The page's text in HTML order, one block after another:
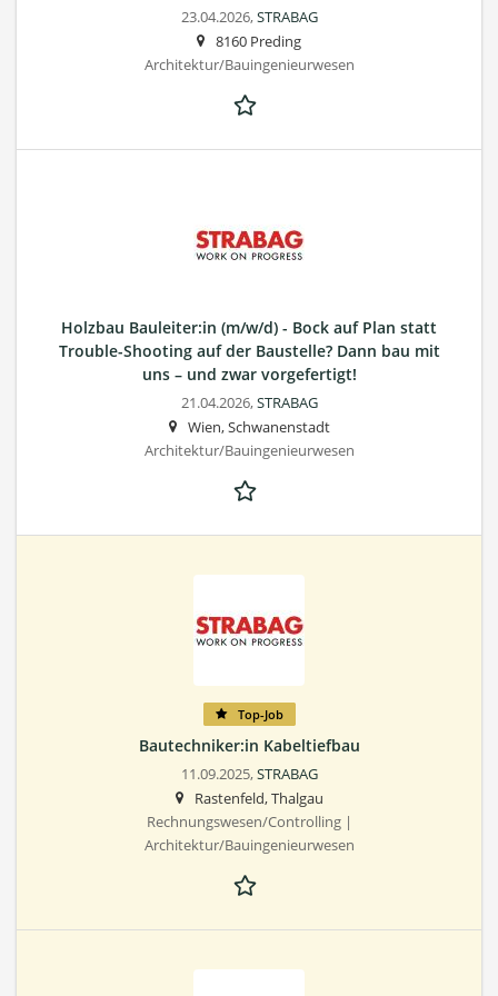
23.04.2026,STRABAG
8160 Preding
Architektur/Bauingenieurwesen
Holzbau Bauleiter:in (m/w/d) - Bock auf Plan statt
Trouble-Shooting auf der Baustelle? Dann bau mit
uns – und zwar vorgefertigt!
21.04.2026,STRABAG
Wien, Schwanenstadt
Architektur/Bauingenieurwesen
Top-Job
Bautechniker:in Kabeltiefbau
11.09.2025,STRABAG
Rastenfeld, Thalgau
Rechnungswesen/Controlling |
Architektur/Bauingenieurwesen